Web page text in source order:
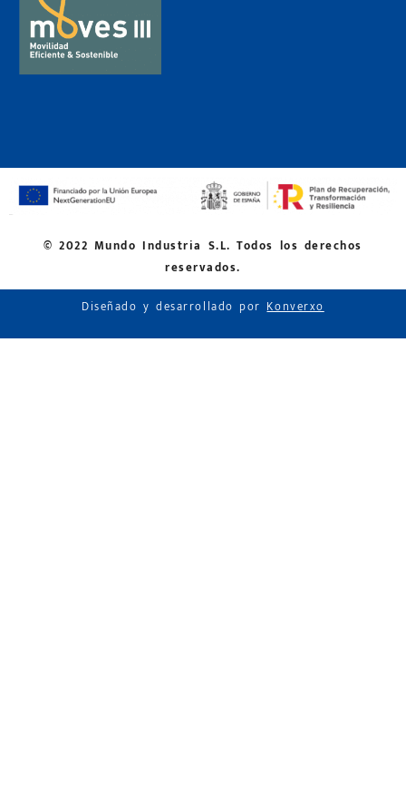
© 2022 Mundo Industria S.L. Todos los derechos
reservados.
Diseñado y desarrollado porKonverxo